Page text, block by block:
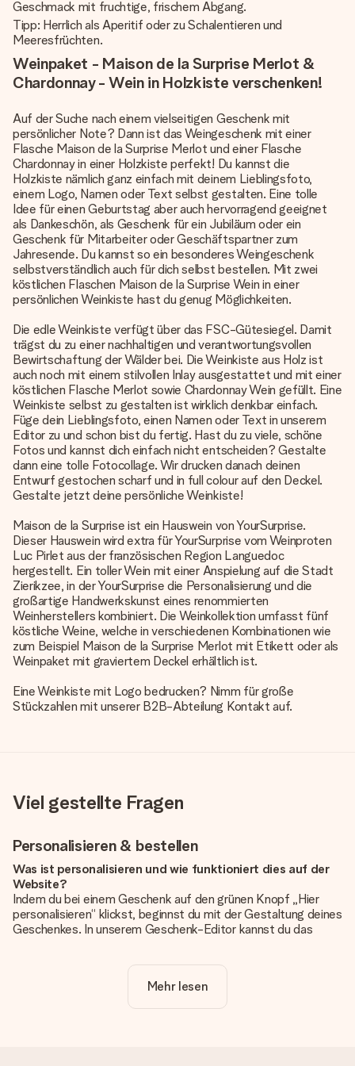
Geschmack mit fruchtige, frischem Abgang.
Tipp: Herrlich als Aperitif oder zu Schalentieren und
Meeresfrüchten.
Weinpaket - Maison de la Surprise Merlot &
Chardonnay - Wein in Holzkiste verschenken!
Auf der Suche nach einem vielseitigen Geschenk mit
persönlicher Note? Dann ist das Weingeschenk mit einer
Flasche Maison de la Surprise Merlot und einer Flasche
Chardonnay in einer Holzkiste perfekt! Du kannst die
Holzkiste nämlich ganz einfach mit deinem Lieblingsfoto,
einem Logo, Namen oder Text selbst gestalten. Eine tolle
Idee für einen Geburtstag aber auch hervorragend geeignet
als Dankeschön, als Geschenk für ein Jubiläum oder ein
Geschenk für Mitarbeiter oder Geschäftspartner zum
Jahresende. Du kannst so ein besonderes Weingeschenk
selbstverständlich auch für dich selbst bestellen. Mit zwei
köstlichen Flaschen Maison de la Surprise Wein in einer
persönlichen Weinkiste hast du genug Möglichkeiten.
Die edle Weinkiste verfügt über das FSC-Gütesiegel. Damit
trägst du zu einer nachhaltigen und verantwortungsvollen
Bewirtschaftung der Wälder bei. Die Weinkiste aus Holz ist
auch noch mit einem stilvollen Inlay ausgestattet und mit einer
köstlichen Flasche Merlot sowie Chardonnay Wein gefüllt. Eine
Weinkiste selbst zu gestalten ist wirklich denkbar einfach.
Füge dein Lieblingsfoto, einen Namen oder Text in unserem
Editor zu und schon bist du fertig. Hast du zu viele, schöne
Fotos und kannst dich einfach nicht entscheiden? Gestalte
dann eine tolle Fotocollage. Wir drucken danach deinen
Entwurf gestochen scharf und in full colour auf den Deckel.
Gestalte jetzt deine persönliche Weinkiste!
Maison de la Surprise ist ein Hauswein von YourSurprise.
Dieser Hauswein wird extra für YourSurprise vom Weinproten
Luc Pirlet aus der französischen Region Languedoc
hergestellt. Ein toller Wein mit einer Anspielung auf die Stadt
Zierikzee, in der YourSurprise die Personalisierung und die
großartige Handwerkskunst eines renommierten
Weinherstellers kombiniert. Die Weinkollektion umfasst fünf
köstliche Weine, welche in verschiedenen Kombinationen wie
zum Beispiel Maison de la Surprise Merlot mit Etikett oder als
Weinpaket mit graviertem Deckel erhältlich ist.
Eine Weinkiste mit Logo bedrucken? Nimm für große
Stückzahlen mit unserer B2B-Abteilung Kontakt auf.
Viel gestellte Fragen
Personalisieren & bestellen
Was ist personalisieren und wie funktioniert dies auf der
Website?
Indem du bei einem Geschenk auf den grünen Knopf „Hier
personalisieren“ klickst, beginnst du mit der Gestaltung deines
Geschenkes. In unserem Geschenk-Editor kannst du das
noch eines unserer angebotenen Designs, um deinem
Geschenk die perfekte Ausstrahlung zu verleihen.
Mehr lesen